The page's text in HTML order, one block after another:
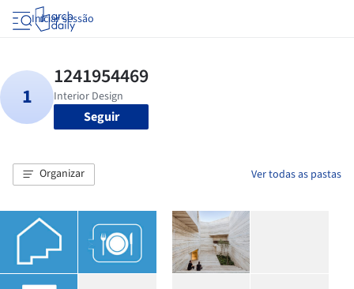
Iniciar sessão
Seguir
Organizar Ver todas as pastas